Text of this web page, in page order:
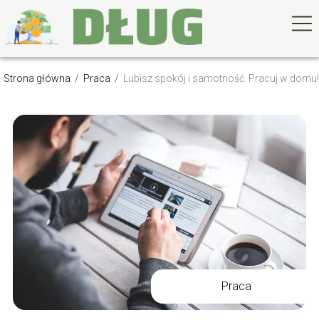
Strona główna / Praca / Lubisz spokój i samotność. Pracuj w domu!
Praca